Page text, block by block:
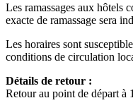
Les ramassages aux hôtels
exacte de ramassage sera
Les horaires sont
conditions de circulation
Détails de retour :
Retour au point de départ à